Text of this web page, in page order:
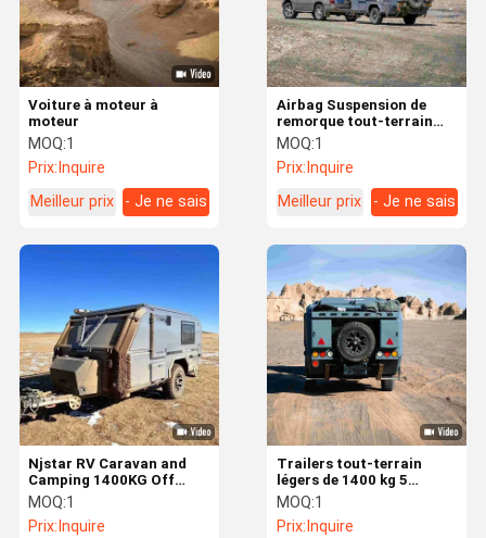
Airbag Suspension de
remorque tout-terrain
pour véhicules de
tourisme de grande taille
MOQ:1
Prix: Inquire
Meilleur prix
- Je ne sais
Voiture à moteur à
moteur
MOQ:1
Prix: Inquire
Meilleur prix
- Je ne sais
Trailers tout-terrain
légers de 1400 kg 5
mètres Trailers de
véhicules de tourisme en
aluminium
MOQ:1
Prix: Inquire
Njstar RV Caravan and
Camping 1400KG Off
Road Utility Trailer en
aluminium
MOQ:1
Prix: Inquire